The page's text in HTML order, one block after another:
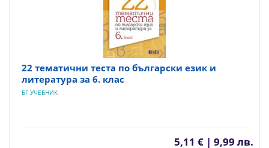
22 тематични теста по български език и
литература за 6. клас
БГ УЧЕБНИК
5,11 € | 9,99 лв.